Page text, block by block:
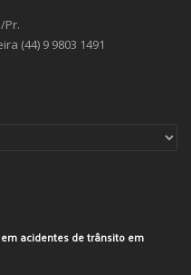
Pr.
(44) 9 9803 1491
acidentes de trânsito em